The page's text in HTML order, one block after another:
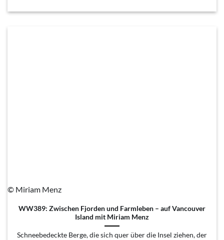
© Miriam Menz
WW389: Zwischen Fjorden und Farmleben – auf Vancouver
Island mit Miriam Menz
Schneebedeckte Berge, die sich quer über die Insel ziehen, der